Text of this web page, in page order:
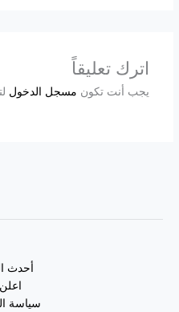
اترك تعليقاً
يجب أنت تكون مسجل الدخول
أحدث
اعلن
سياسة